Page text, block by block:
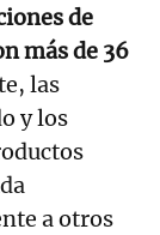
de
más de 36
las
y los
a otros